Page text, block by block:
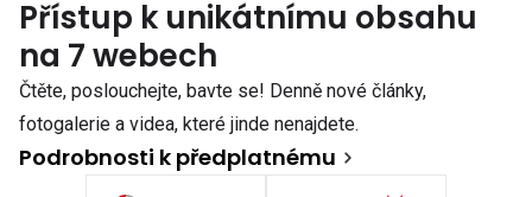
Přístup k unikátnímu obsahu
na 7 webech
Čtěte, poslouchejte, bavte se! Denně nové články,
fotogalerie a videa, které jinde nenajdete.
Podrobnosti k předplatnému